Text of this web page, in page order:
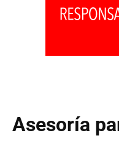
Asesoría